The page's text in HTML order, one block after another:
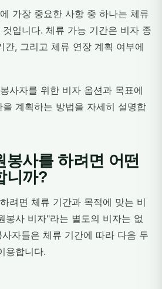
가장 중요한 사항 중 하나는 체류
입니다. 체류 가능 기간은 비자 종
간, 그리고 체류 연장 계획 여부에
사자를 위한 비자 옵션과 목표에
계획하는 방법을 자세히 설명합
봉사를 하려면 어떤
니까?
려면 체류 기간과 목적에 맞는 비
봉사 비자"라는 별도의 비자는 없
자들은 체류 기간에 따라 다음 두
용합니다.